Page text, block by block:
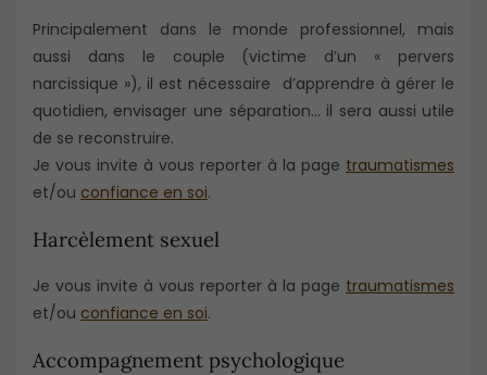
Principalement dans le monde professionnel, mais
aussi dans le couple (victime d’un « pervers
narcissique »), il est nécessaire d’apprendre à gérer le
quotidien, envisager une séparation… il sera aussi utile
de se reconstruire.
Je vous invite à vous reporter à la page traumatismes
et/ou confiance en soi.​​​​​​
Harcèlement sexuel
Je vous invite à vous reporter à la page traumatismes
et/ou confiance en soi.
Accompagnement psychologique